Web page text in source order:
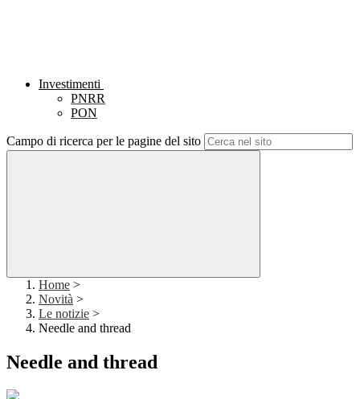
Investimenti
PNRR
PON
Campo di ricerca per le pagine del sito
Home >
Novità >
Le notizie >
Needle and thread
Needle and thread